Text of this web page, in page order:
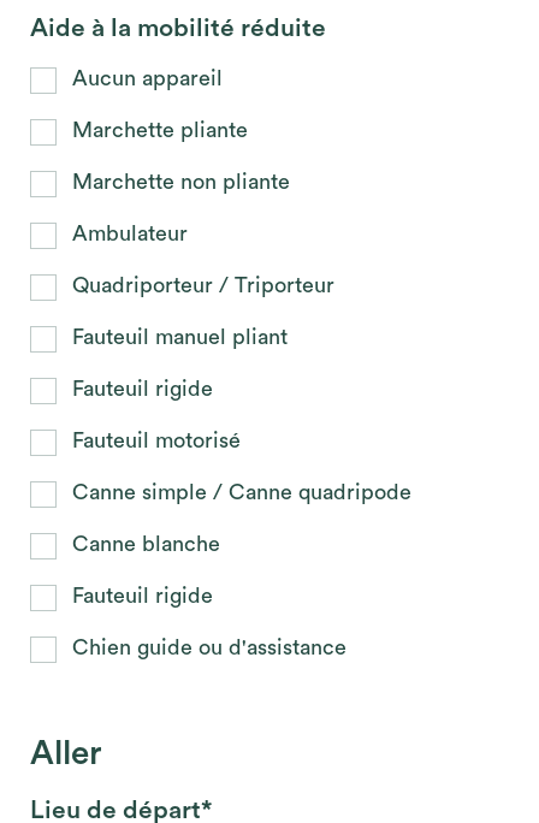
Aide à la mobilité réduite
Aucun appareil
Marchette pliante
Marchette non pliante
Ambulateur
Quadriporteur / Triporteur
Fauteuil manuel pliant
Fauteuil rigide
Fauteuil motorisé
Canne simple / Canne quadripode
Canne blanche
Fauteuil rigide
Chien guide ou d'assistance
Aller
Lieu de départ*